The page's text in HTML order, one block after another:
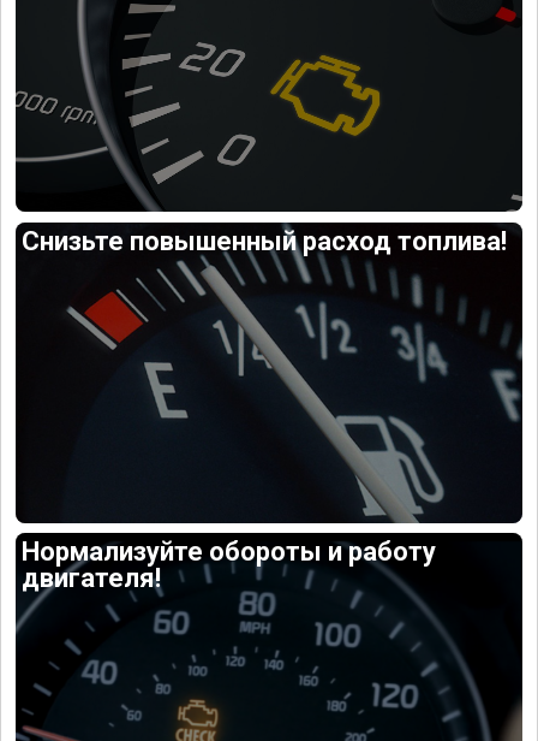
Снизьте повышенный расход топлива!
Нормализуйте обороты и работу
двигателя!